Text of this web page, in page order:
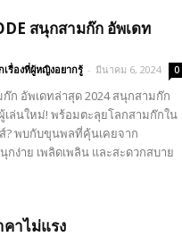
สนุกสามก๊ก อัพเดท
รื่องที่ผู้หญิงอยากรู้ - มีนาคม 6, 2024 0
ก อัพเดทล่าสุด 2024 สนุกสามก๊ก
ล่นใหม่! พร้อมตะลุยโลกสามก๊กใน
? พบกับขุนพลที่คุ้นเคยจาก
ง่าย เพลิดเพลิน และสะดวกสบาย
คาไม่แรง